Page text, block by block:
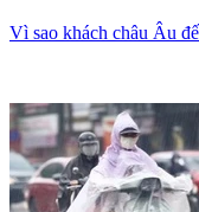
Vì sao khách châu Âu